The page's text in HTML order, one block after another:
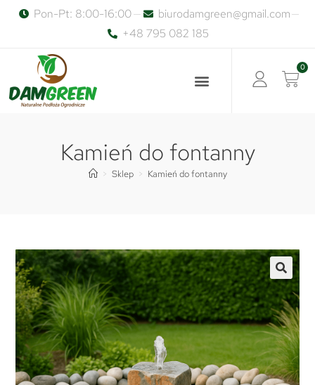
Pon-Pt: 8:00-16:00
biurodamgreen@gmail.com
+48 795 082 185
Kamień do fontanny
> Sklep > Kamień do fontanny